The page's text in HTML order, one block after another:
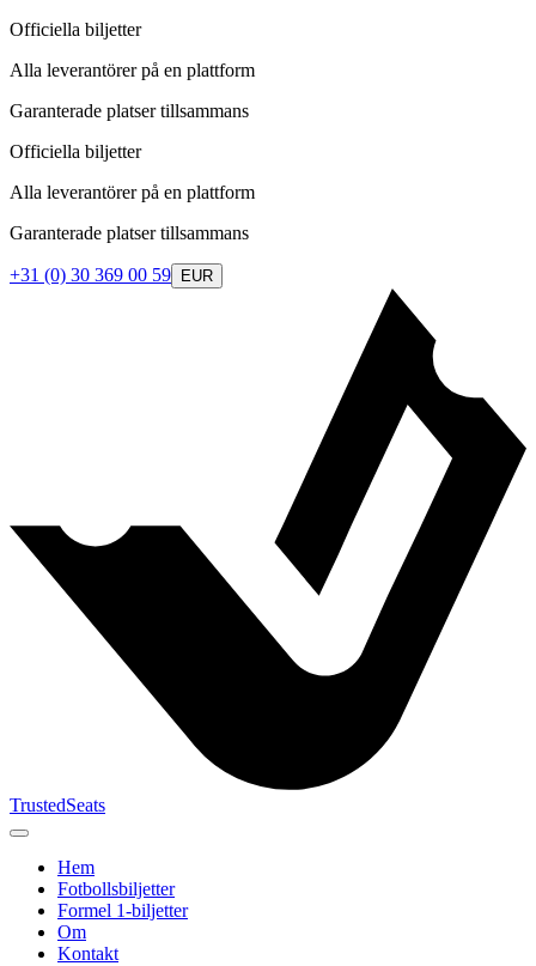
Officiella biljetter
Alla leverantörer på en plattform
Garanterade platser tillsammans
Officiella biljetter
Alla leverantörer på en plattform
Garanterade platser tillsammans
+31 (0) 30 369 00 59 EUR
TrustedSeats
Hem
Fotbollsbiljetter
Formel 1‑biljetter
Om
Kontakt